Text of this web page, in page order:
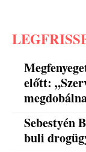
előtt:
Sebestyén
buli